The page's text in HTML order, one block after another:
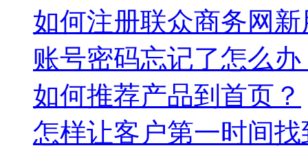
如何注册联众商务网
账号密码忘记了怎么办
如何推荐产品到首页？
怎样让客户第一时间